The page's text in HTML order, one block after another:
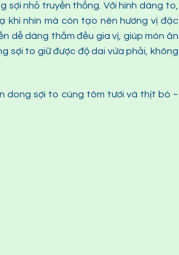
sợi nhỏ truyền thống. Với hình dáng to,
khi nhìn mà còn tạo nên hương vị đặc
dễ dàng thấm đều gia vị, giúp món ăn
sợi to giữ được độ dai vừa phải, không
dong sợi to cùng tôm tươi và thịt bò ~